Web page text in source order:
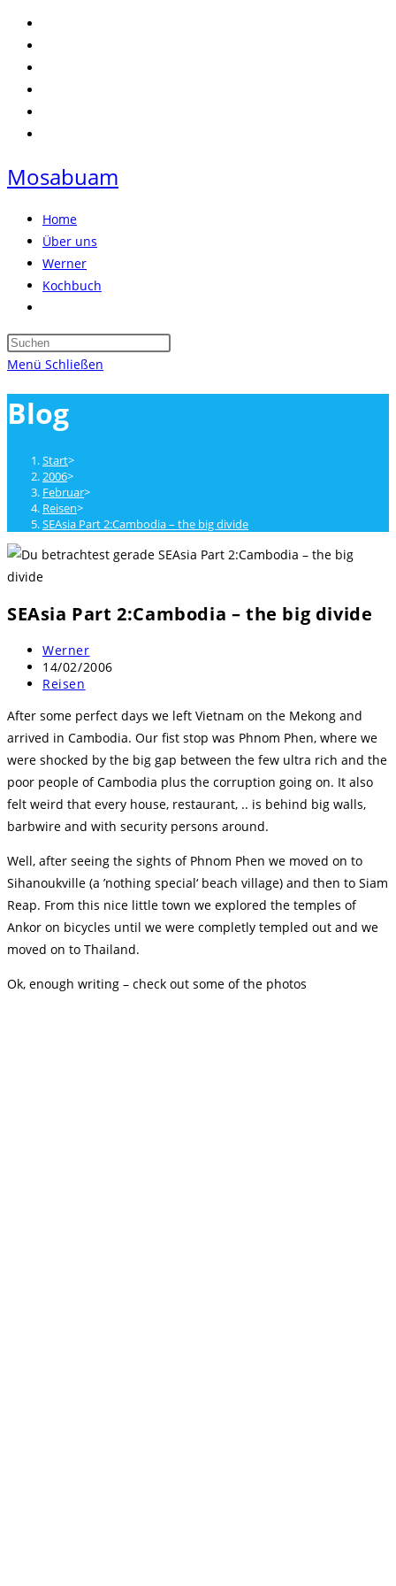
Zum
Inhalt
springen
Mosabuam
Home
Über uns
Werner
Kochbuch
umschalten
Press
Menü Schließen
Blog
Start>
2006>
Februar>
Reisen>
SEAsia Part 2:Cambodia – the big divide
SEAsia Part 2:Cambodia – the big divide
Beitrags-
Autor:
Werner
Beitrag
veröffentlicht:
14/02/2006
Beitrags-
Reisen
After some perfect days we left Vietnam on the Mekong and
arrived in Cambodia. Our fist stop was Phnom Phen, where we
were shocked by the big gap between the few ultra rich and the
poor people of Cambodia plus the corruption going on. It also
felt weird that every house, restaurant, .. is behind big walls,
barbwire and with security persons around.
Well, after seeing the sights of Phnom Phen we moved on to
Sihanoukville (a ’nothing special‘ beach village) and then to Siam
Reap. From this nice little town we explored the temples of
Ankor on bicycles until we were completly templed out and we
moved on to Thailand.
Ok, enough writing – check out some of the photos